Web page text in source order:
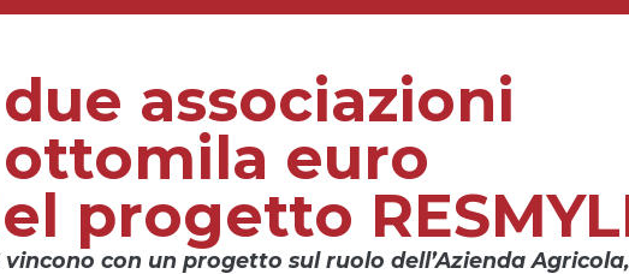
associazioni
euro
progetto
vincono con un progetto sul ruolo dell’Azienda Agricola,